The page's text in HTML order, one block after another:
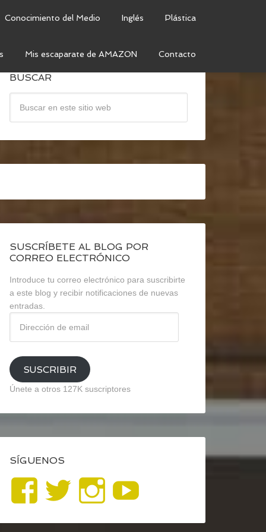
Conocimiento del Medio Inglés Plástica
Mis escaparate de AMAZON Contacto
BUSCAR
SUSCRÍBETE AL BLOG POR
CORREO ELECTRÓNICO
Introduce tu correo electrónico para suscribirte
a este blog y recibir notificaciones de nuevas
entradas.
email
SUSCRIBIR
Únete a otros 127K suscriptores
SÍGUENOS
Ver
perfil
Ver
perfil
Ver
perfil